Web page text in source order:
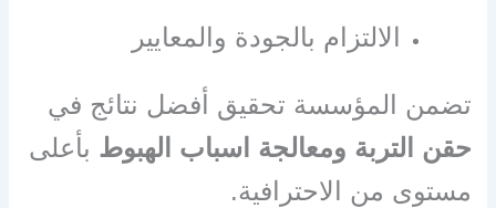
الالتزام بالجودة والمعايير
تضمن المؤسسة تحقيق أفضل نتائج في
حقن التربة ومعالجة اسباب الهبوط بأعلى
مستوى من الاحترافية.